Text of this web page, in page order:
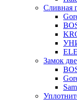
Сливная
Замок